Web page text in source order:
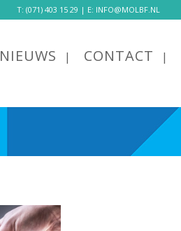
T: (071) 403 15 29 | E: INFO@MOLBF.NL
NIEUWS CONTACT